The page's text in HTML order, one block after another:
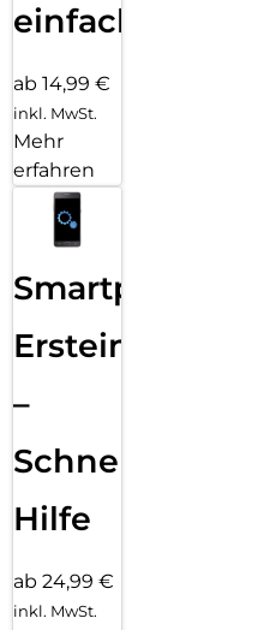
einfach
ab 14,99 €
inkl. MwSt.
Mehr
erfahren
Smartphone
Ersteinrichtung
–
Schnelle
Hilfe
ab 24,99 €
inkl. MwSt.